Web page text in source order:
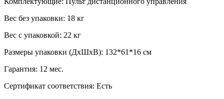
Вес без упаковки: 18 кг
Вес с упаковкой: 22 кг
Размеры упаковки (ДxШxВ): 132*61*16 см
Гарантия: 12 мес.
Сертификат соответствия: Есть